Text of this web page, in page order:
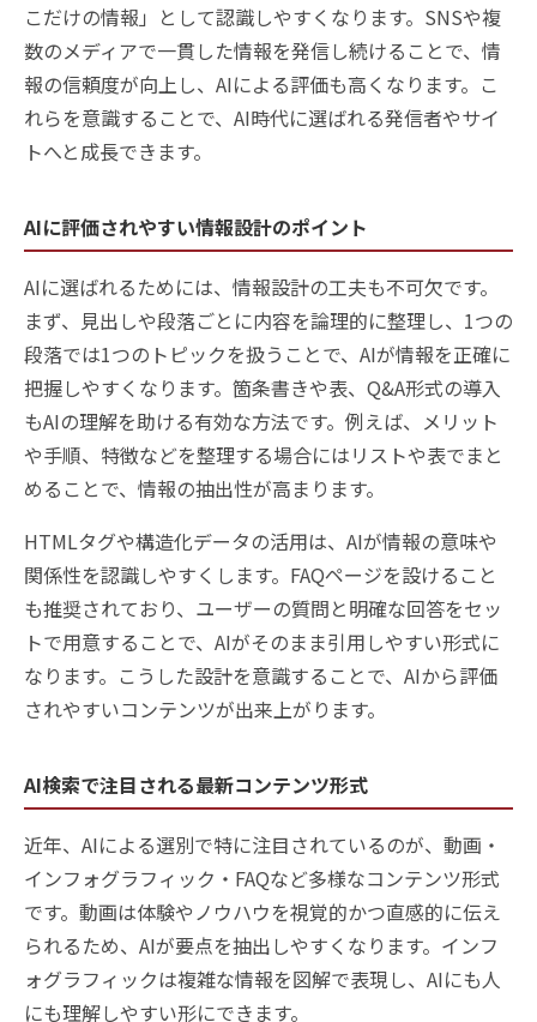
こだけの情報」として認識しやすくなります。SNSや複
数のメディアで一貫した情報を発信し続けることで、情
報の信頼度が向上し、AIによる評価も高くなります。こ
れらを意識することで、AI時代に選ばれる発信者やサイ
トへと成長できます。
AIに評価されやすい情報設計のポイント
AIに選ばれるためには、情報設計の工夫も不可欠です。
まず、見出しや段落ごとに内容を論理的に整理し、1つの
段落では1つのトピックを扱うことで、AIが情報を正確に
把握しやすくなります。箇条書きや表、Q&A形式の導入
もAIの理解を助ける有効な方法です。例えば、メリット
や手順、特徴などを整理する場合にはリストや表でまと
めることで、情報の抽出性が高まります。
HTMLタグや構造化データの活用は、AIが情報の意味や
関係性を認識しやすくします。FAQページを設けること
も推奨されており、ユーザーの質問と明確な回答をセッ
トで用意することで、AIがそのまま引用しやすい形式に
なります。こうした設計を意識することで、AIから評価
されやすいコンテンツが出来上がります。
AI検索で注目される最新コンテンツ形式
近年、AIによる選別で特に注目されているのが、動画・
インフォグラフィック・FAQなど多様なコンテンツ形式
です。動画は体験やノウハウを視覚的かつ直感的に伝え
られるため、AIが要点を抽出しやすくなります。インフ
ォグラフィックは複雑な情報を図解で表現し、AIにも人
にも理解しやすい形にできます。